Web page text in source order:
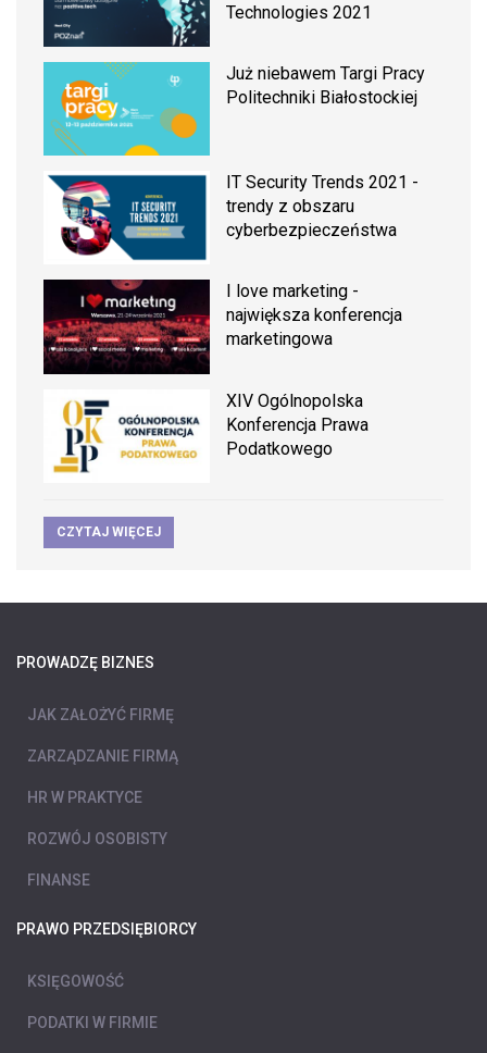
Technologies 2021
Już niebawem Targi Pracy
Politechniki Białostockiej
IT Security Trends 2021 -
trendy z obszaru
cyberbezpieczeństwa
I love marketing -
największa konferencja
marketingowa
XIV Ogólnopolska
Konferencja Prawa
Podatkowego
CZYTAJ WIĘCEJ
PROWADZĘ BIZNES
JAK ZAŁOŻYĆ FIRMĘ
ZARZĄDZANIE FIRMĄ
HR W PRAKTYCE
ROZWÓJ OSOBISTY
FINANSE
PRAWO PRZEDSIĘBIORCY
KSIĘGOWOŚĆ
PODATKI W FIRMIE